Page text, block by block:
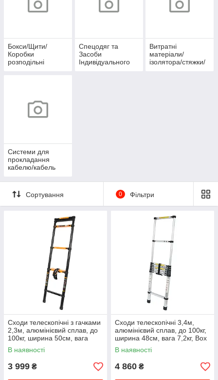
Бокси/Щити/
Коробки
розподільні
Спецодяг та
Засоби
Індивідуального
Витратні
матеріали/
ізолятора/стяжки/
Системи для
прокладання
кабелю/кабель
труба
Сортування
0 Фільтри
Сходи телескопічні з гачками
2,3м, алюмінієвий сплав, до
100кг, ширина 50см, вага
6,1кг, Box
В наявності
3 999 ₴
Сходи телескопічні 3,4м,
алюмінієвий сплав, до 100кг,
ширина 48см, вага 7,2кг, Box
В наявності
4 860 ₴